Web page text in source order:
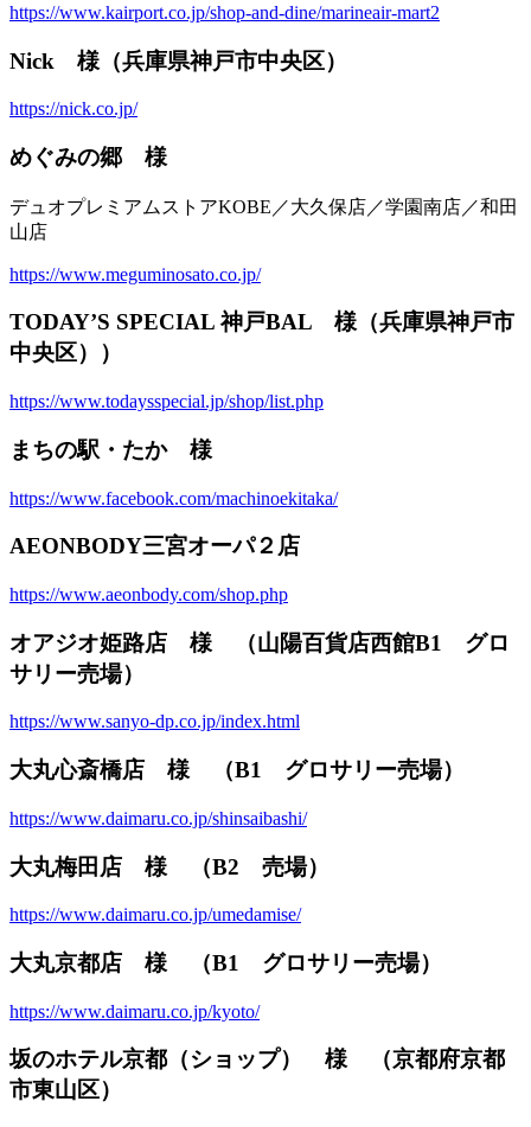
https://www.kairport.co.jp/shop-and-dine/marineair-mart2
Nick 様（兵庫県神戸市中央区）
https://nick.co.jp/
めぐみの郷 様
デュオプレミアムストアKOBE／大久保店／学園南店／和田
山店
https://www.meguminosato.co.jp/
TODAY’S SPECIAL 神戸BAL 様（兵庫県神戸市
中央区））
https://www.todaysspecial.jp/shop/list.php
まちの駅・たか 様
https://www.facebook.com/machinoekitaka/
AEONBODY三宮オーパ２店
https://www.aeonbody.com/shop.php
オアジオ姫路店 様 （山陽百貨店西館B1 グロ
サリー売場）
https://www.sanyo-dp.co.jp/index.html
大丸心斎橋店 様 （B1 グロサリー売場）
https://www.daimaru.co.jp/shinsaibashi/
大丸梅田店 様 （B2 売場）
https://www.daimaru.co.jp/umedamise/
大丸京都店 様 （B1 グロサリー売場）
https://www.daimaru.co.jp/kyoto/
坂のホテル京都（ショップ） 様 （京都府京都
市東山区）